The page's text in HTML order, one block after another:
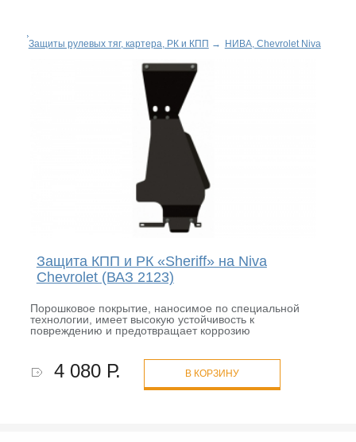
Защиты рулевых тяг, картера, РК и КПП → НИВА, Chevrolet Niva
Защита КПП и РК «Sheriff» на Niva
Chevrolet (ВАЗ 2123)
Порошковое покрытие, наносимое по специальной
технологии, имеет высокую устойчивость к
повреждению и предотвращает коррозию
4 080 Р. В КОРЗИНУ